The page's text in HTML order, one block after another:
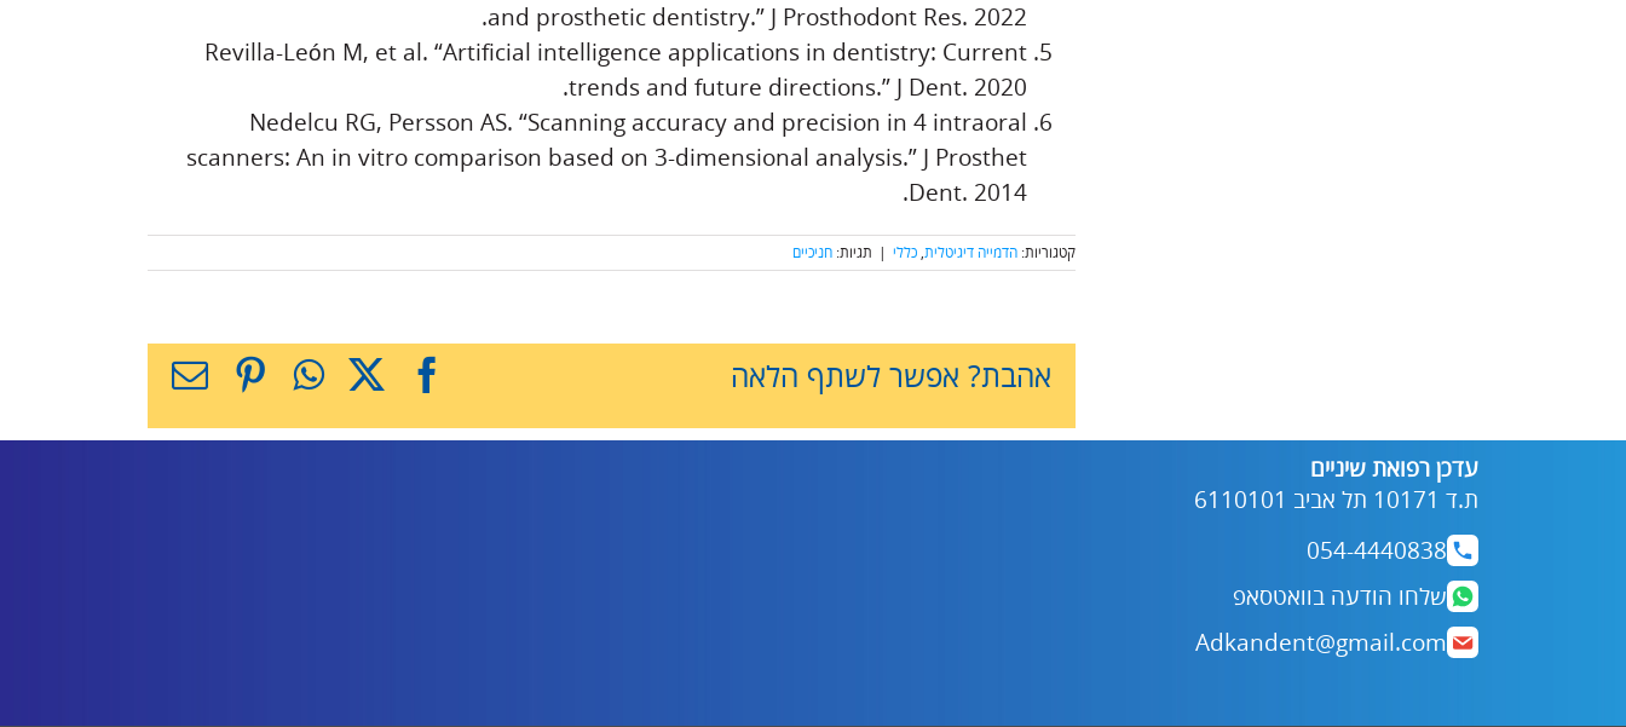
and prosthetic dentistry.” J Prosthodont Res. 2022.
Revilla-León M, et al. “Artificial intelligence applications in dentistry: Current
trends and future directions.” J Dent. 2020.
Nedelcu RG, Persson AS. “Scanning accuracy and precision in 4 intraoral
scanners: An in vitro comparison based on 3-dimensional analysis.” J Prosthet
Dent. 2014.
קטגוריות: הדמייה דיגיטלית,כללי | תגיות: חניכיים
אהבת? אפשר לשתף הלאה Facebook
X
WhatsApp
Pinterest
כתובת
אלקטרוני
עדכן רפואת שיניים
ת.ד 10171 תל אביב 6110101
054-4440838
שלחו הודעה בוואטסאפ
Adkandent@gmail.com